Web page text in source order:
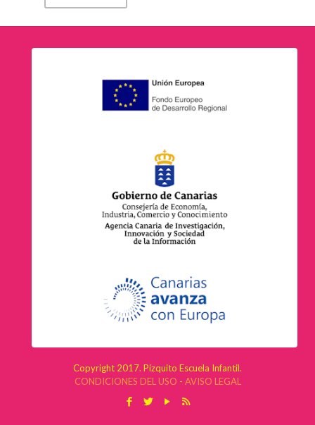
Copyright 2017. Pizquito Escuela Infantil.
CONDICIONES DEL USO - AVISO LEGAL